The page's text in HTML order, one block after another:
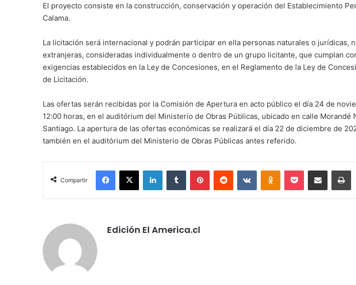
El proyecto consiste en la construcción, conservación y operación del Establecimiento
Calama.
La licitación será internacional y podrán participar en ella personas naturales o jurídicas,
extranjeras, consideradas individualmente o dentro de un grupo licitante, que cumplan
exigencias establecidos en la Ley de Concesiones, en el Reglamento de la Ley de
de Licitación.
Las ofertas serán recibidas por la Comisión de Apertura en acto público el día 24 de
12:00 horas, en el auditórium del Ministerio de Obras Públicas, ubicado en calle Morandé
Santiago. La apertura de las ofertas económicas se realizará el día 22 de diciembre de
también en el auditórium del Ministerio de Obras Públicas antes referido.
Compartir
Facebook
X LinkedInTumblr PinterestReddit VKontakteOdnoklassniki
Pocket Compartir via email
Edición El America.cl